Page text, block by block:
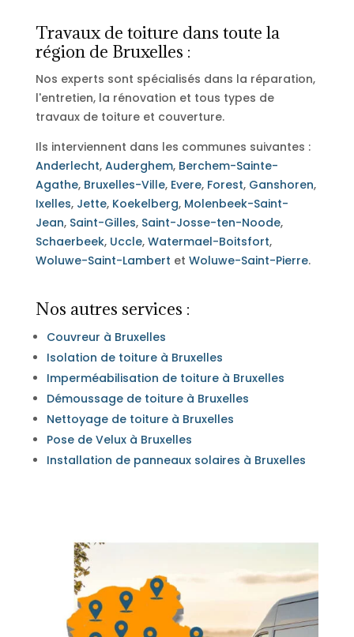
Travaux de toiture dans toute la
région de Bruxelles :
Nos experts sont spécialisés dans la réparation,
l'entretien, la rénovation et tous types de
travaux de toiture et couverture.
Ils interviennent dans les communes suivantes :
Anderlecht, Auderghem, Berchem-Sainte-
Agathe, Bruxelles-Ville, Evere, Forest, Ganshoren,
Ixelles, Jette, Koekelberg, Molenbeek-Saint-
Jean, Saint-Gilles, Saint-Josse-ten-Noode,
Schaerbeek, Uccle, Watermael-Boitsfort,
Woluwe-Saint-Lambert et Woluwe-Saint-Pierre.
Nos autres services :
Couvreur à Bruxelles
Isolation de toiture à Bruxelles
Imperméabilisation de toiture à Bruxelles
Démoussage de toiture à Bruxelles
Nettoyage de toiture à Bruxelles
Pose de Velux à Bruxelles
Installation de panneaux solaires à Bruxelles